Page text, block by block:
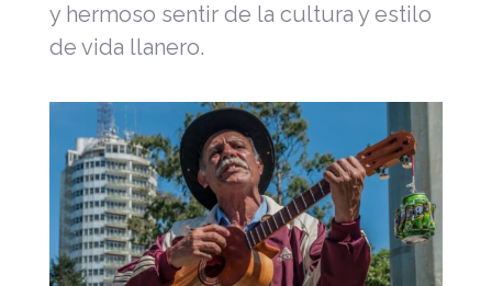
y hermoso sentir de la cultura y estilo
de vida llanero.